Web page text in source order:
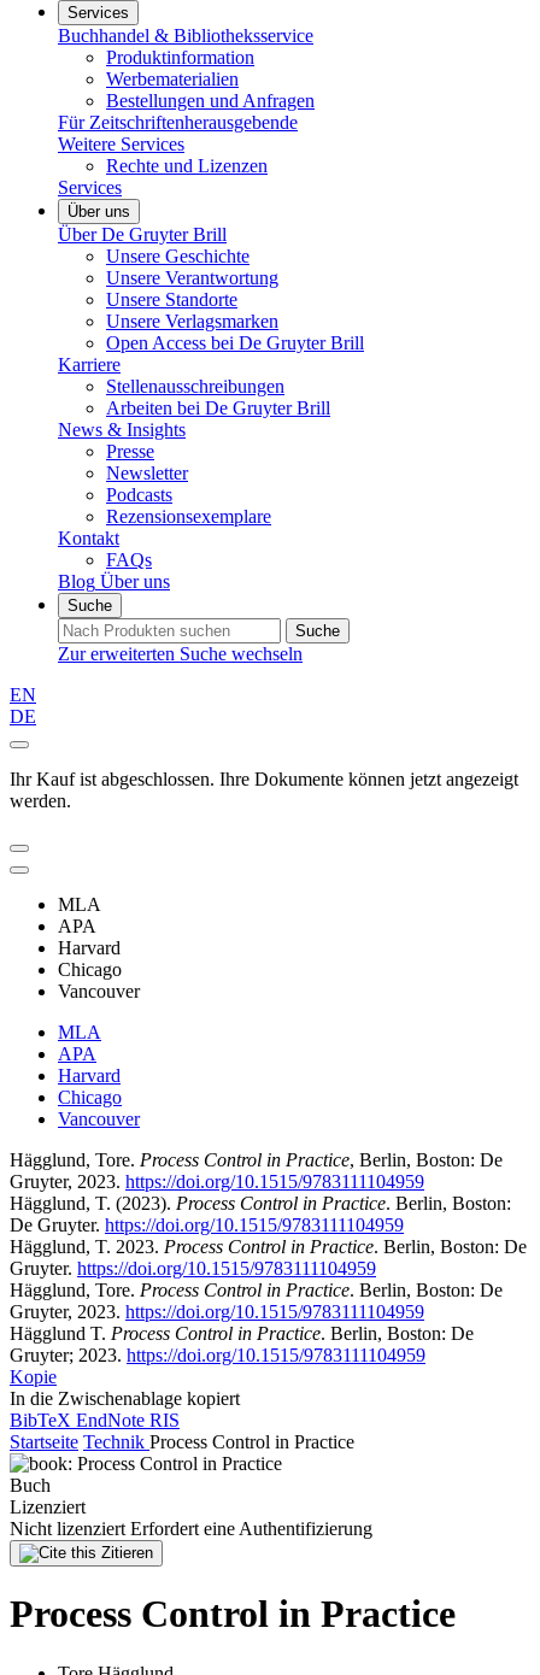
Services
Buchhandel & Bibliotheksservice
Produktinformation
Werbematerialien
Bestellungen und Anfragen
Für Zeitschriftenherausgebende
Weitere Services
Rechte und Lizenzen
Services
Über uns
Über De Gruyter Brill
Unsere Geschichte
Unsere Verantwortung
Unsere Standorte
Unsere Verlagsmarken
Open Access bei De Gruyter Brill
Karriere
Stellenausschreibungen
Arbeiten bei De Gruyter Brill
News & Insights
Presse
Newsletter
Podcasts
Rezensionsexemplare
Kontakt
FAQs
Blog Über uns
Suche
Suche
Zur erweiterten Suche wechseln
EN
DE
Ihr Kauf ist abgeschlossen. Ihre Dokumente können jetzt angezeigt
werden.
MLA
APA
Harvard
Chicago
Vancouver
MLA
APA
Harvard
Chicago
Vancouver
Hägglund, Tore. Process Control in Practice, Berlin, Boston: De
Gruyter, 2023. https://doi.org/10.1515/9783111104959
Hägglund, T. (2023). Process Control in Practice. Berlin, Boston:
De Gruyter. https://doi.org/10.1515/9783111104959
Hägglund, T. 2023. Process Control in Practice. Berlin, Boston: De
Gruyter. https://doi.org/10.1515/9783111104959
Hägglund, Tore. Process Control in Practice. Berlin, Boston: De
Gruyter, 2023. https://doi.org/10.1515/9783111104959
Hägglund T. Process Control in Practice. Berlin, Boston: De
Gruyter; 2023. https://doi.org/10.1515/9783111104959
Kopie
In die Zwischenablage kopiert
BibTeX EndNote RIS
Startseite Technik Process Control in Practice
Buch
Lizenziert
Nicht lizenziert Erfordert eine Authentifizierung
Zitieren
Process Control in Practice